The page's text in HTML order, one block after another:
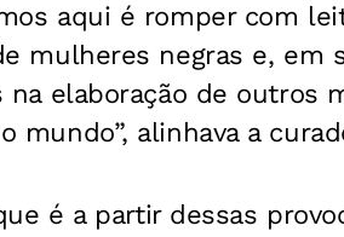
aqui é romper com
mulheres negras e, em
na elaboração de outros
mundo”, alinhava a
é a partir dessas